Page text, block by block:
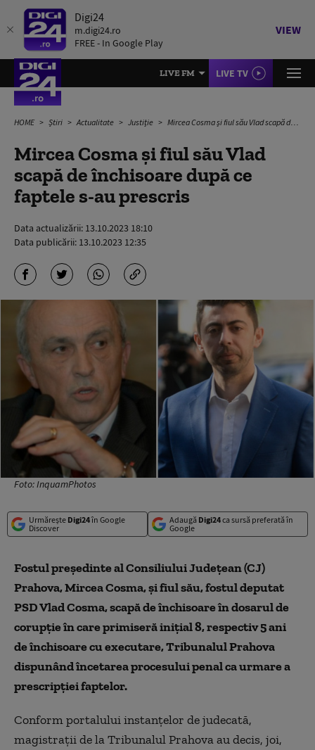
Digi24
m.digi24.ro
FREE - In Google Play
VIEW
LIVE FM LIVE TV
HOME Știri Actualitate Justiție Mircea Cosma și fiul său Vlad scapă de închisoare după ce faptele s-au prescris
Mircea Cosma și fiul său Vlad
scapă de închisoare după ce
faptele s-au prescris
Data actualizării: 13.10.2023 18:10
Data publicării: 13.10.2023 12:35
Foto: InquamPhotos
Urmărește Digi24în Google
Discover
Adaugă Digi24ca sursă preferată în
Google
Fostul preşedinte al Consiliului Judeţean (CJ)
Prahova, Mircea Cosma, şi fiul său, fostul deputat
PSD Vlad Cosma, scapă de închisoare în dosarul de
corupţie în care primiseră iniţial 8, respectiv 5 ani
de închisoare cu executare, Tribunalul Prahova
dispunând încetarea procesului penal ca urmare a
prescripţiei faptelor.
Conform portalului instanţelor de judecată,
magistraţii de la Tribunalul Prahova au decis, joi,